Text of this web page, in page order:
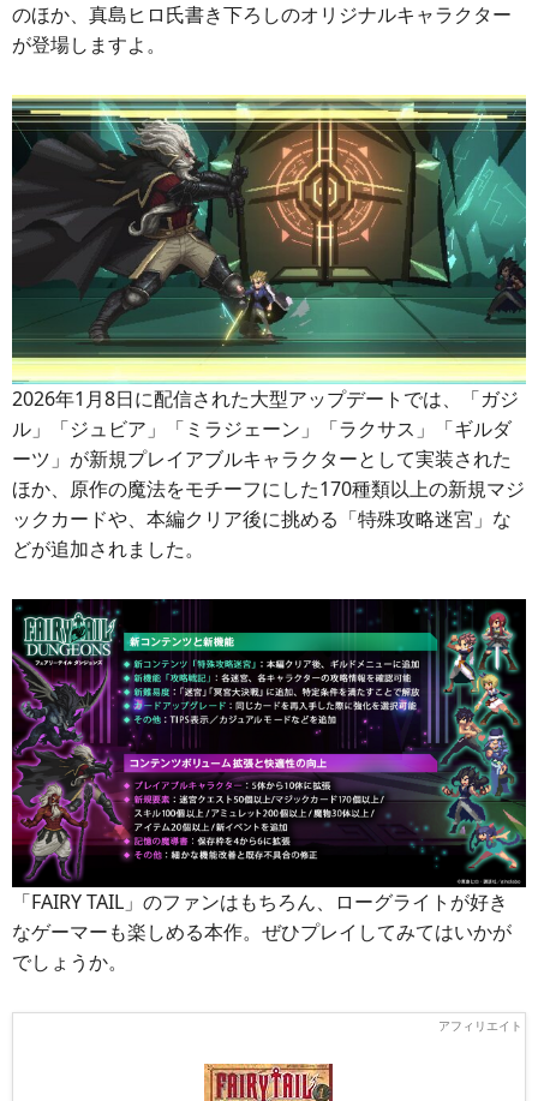
のほか、真島ヒロ氏書き下ろしのオリジナルキャラクター
が登場しますよ。
2026年1月8日に配信された大型アップデートでは、「ガジ
ル」「ジュビア」「ミラジェーン」「ラクサス」「ギルダ
ーツ」が新規プレイアブルキャラクターとして実装された
ほか、原作の魔法をモチーフにした170種類以上の新規マジ
ックカードや、本編クリア後に挑める「特殊攻略迷宮」な
どが追加されました。
「FAIRY TAIL」のファンはもちろん、ローグライトが好き
なゲーマーも楽しめる本作。ぜひプレイしてみてはいかが
でしょうか。